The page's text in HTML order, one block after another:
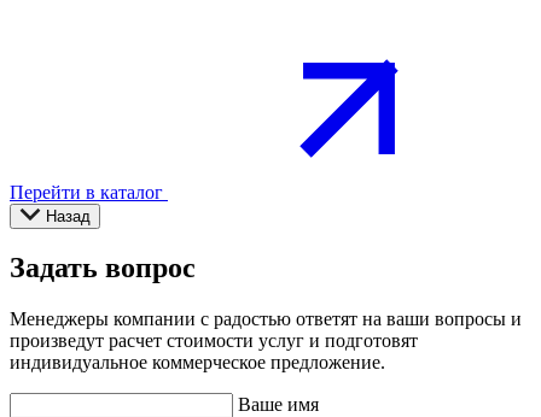
Перейти в каталог
Назад
Задать вопрос
Менеджеры компании с радостью ответят на ваши вопросы и
произведут расчет стоимости услуг и подготовят
индивидуальное коммерческое предложение.
Ваше имя